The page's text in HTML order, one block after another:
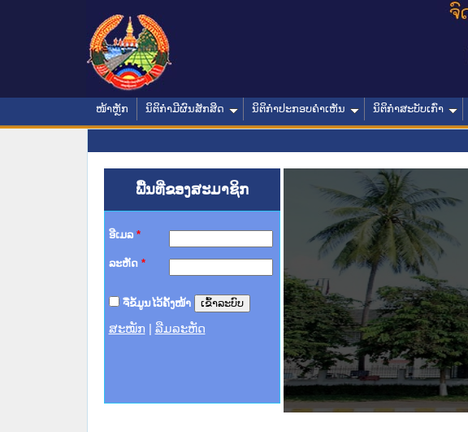
ໜ້າຫຼັກ ນິຕິກໍາມີຜົນສັກສິດ ນິຕິກໍາປະກອບຄໍາເຫັນ ນິຕິກໍາສະບັບເກົ່າ
ພື້ນທີ່ຂອງສະມາຊິກ
ອີເມລ *
ລະຫັດ *
ຈື່ຂໍ້ມູນໄວ້ຄັ້ງໜ້າ
ສະໝັກ ລືມລະຫັດ
ານສະພາປະຊາຊົນ ພາກເໜືອ
ທາງລັດຖະການ
ສຳລັບ ພາກກາງ
ສຳລັບ ພາກໃຕ້
ວິທະຍາຄານຕຳຫຼວດປະຊາຊົນ
ວິທະຍາຄານສັນຕິບານປະຊາຊົນ
າຍເຫດທາງລັດຖະການໃຫ້ຜູ້ປະສານງານ
ຂັ້ນແຂວງພາກເໜືອ
ານສະພາປະຊາຊົນ ພາກກາງ